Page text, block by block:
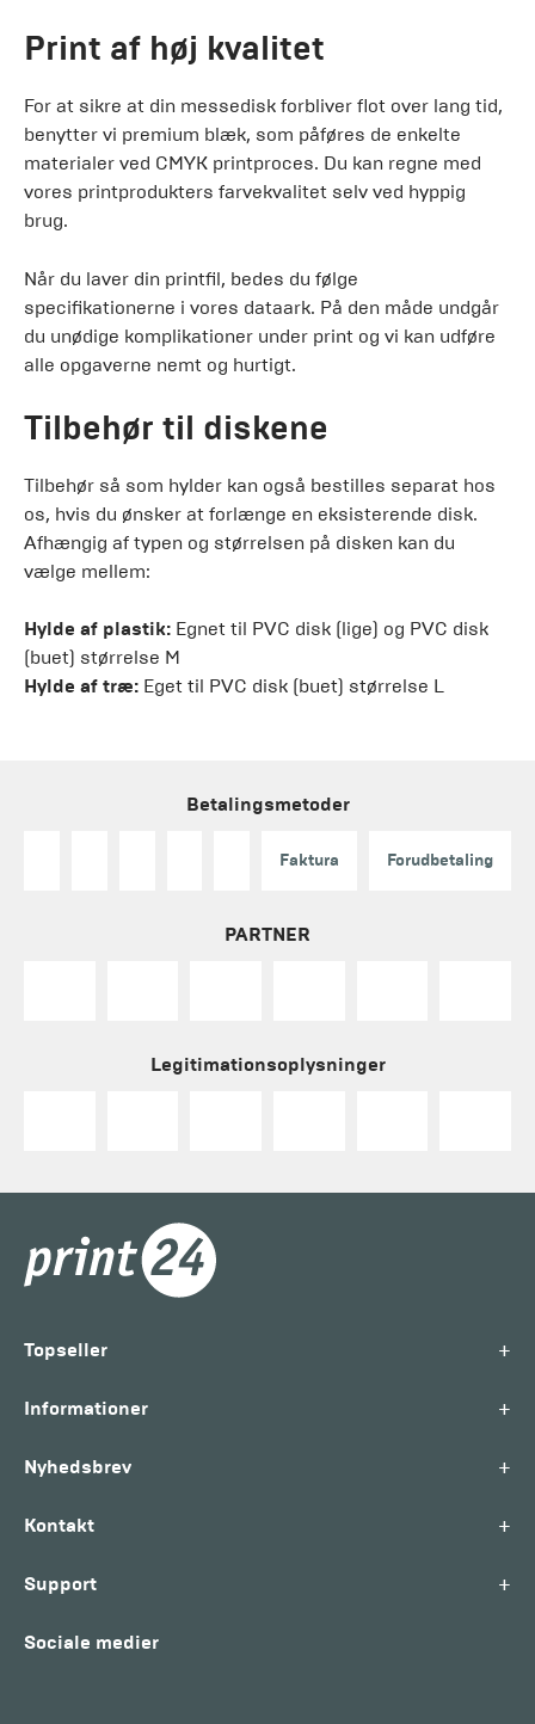
Print af høj kvalitet
For at sikre at din messedisk forbliver flot over lang tid,
benytter vi premium blæk, som påføres de enkelte
materialer ved CMYK printproces. Du kan regne med
vores printprodukters farvekvalitet selv ved hyppig
brug.
Når du laver din printfil, bedes du følge
specifikationerne i vores dataark. På den måde undgår
du unødige komplikationer under print og vi kan udføre
alle opgaverne nemt og hurtigt.
Tilbehør til diskene
Tilbehør så som hylder kan også bestilles separat hos
os, hvis du ønsker at forlænge en eksisterende disk.
Afhængig af typen og størrelsen på disken kan du
vælge mellem:
Hylde af plastik: Egnet til PVC disk (lige) og PVC disk
(buet) størrelse M
Hylde af træ: Eget til PVC disk (buet) størrelse L
Betalingsmetoder
Faktura Forudbetaling
PARTNER
Legitimationsoplysninger
Topseller +
Informationer +
Nyhedsbrev +
Kontakt +
Support +
Sociale medier